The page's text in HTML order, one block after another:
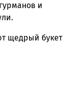
и
щедрый букет